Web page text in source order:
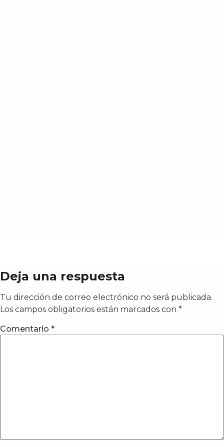
Deja una respuesta
Tu dirección de correo electrónico no será publicada.
Los campos obligatorios están marcados con *
Comentario *